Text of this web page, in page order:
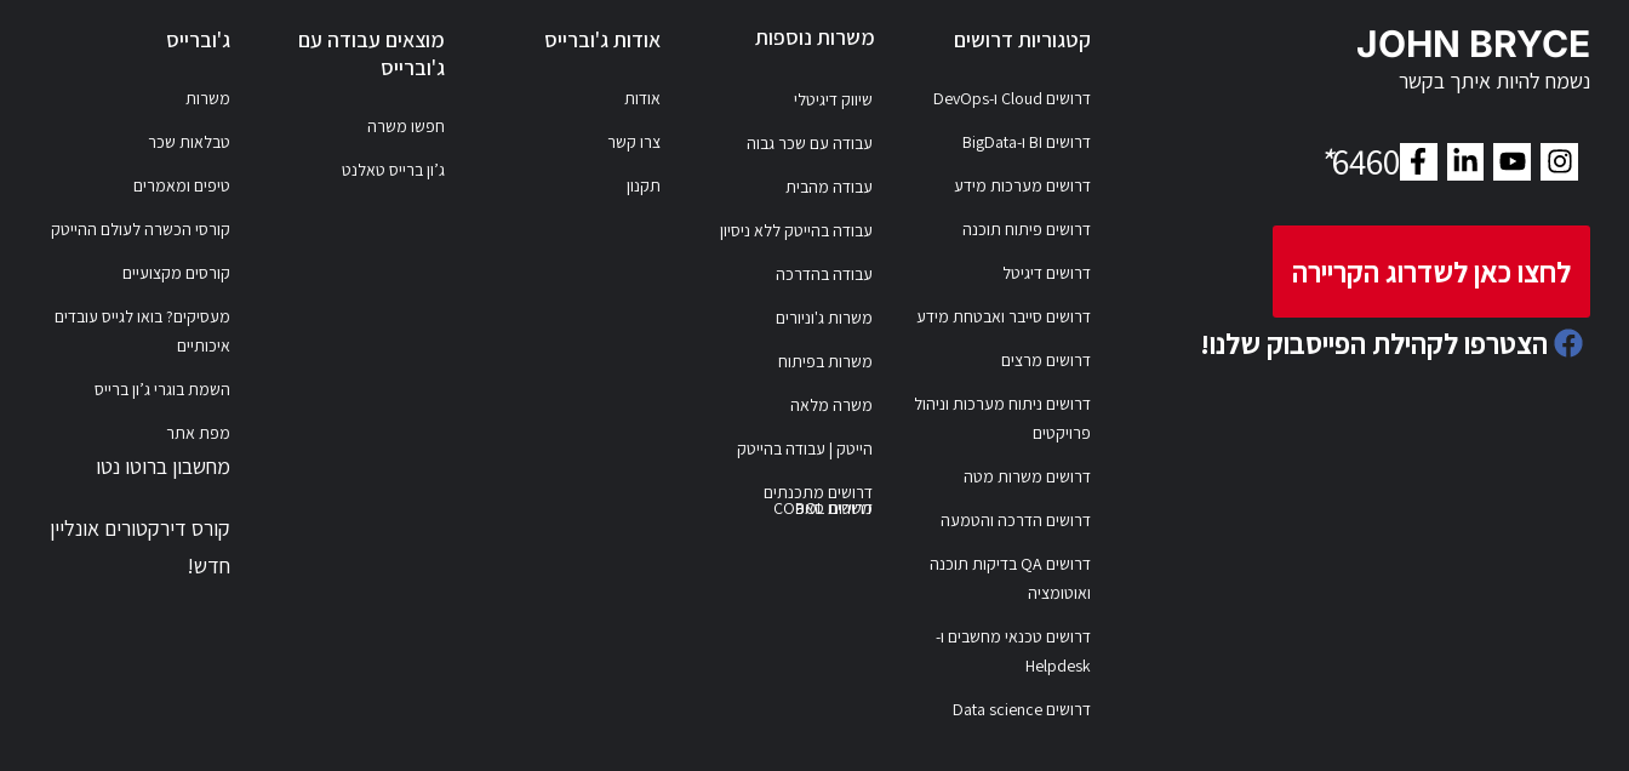
JOHN BRYCE
נשמח להיות איתך בקשר
6460
*
לחצו כאן לשדרוג הקריירה
הצטרפו לקהילת הפייסבוק שלנו!
קטגוריות דרושים
דרושים Cloud ו-DevOps
דרושים BI ו-BigData
דרושים מערכות מידע
דרושים פיתוח תוכנה
דרושים דיגיטל
דרושים סייבר ואבטחת מידע
דרושים מרצים
דרושים ניתוח מערכות וניהול
פרויקטים
דרושים משרות מטה
דרושים הדרכה והטמעה
דרושים QA בדיקות תוכנה
ואוטומציה
דרושים טכנאי מחשבים ו-
Helpdesk
דרושים Data science
משרות נוספות
שיווק דיגיטלי
עבודה עם שכר גבוה
עבודה מהבית
עבודה בהייטק ללא ניסיון
עבודה בהדרכה
משרות ג'וניורים
משרות בפיתוח
משרה מלאה
הייטק | עבודה בהייטק
דרושים מתכנתים
דרושים סאפ
משרות COBOL
אודות ג'וברייס
אודות
צרו קשר
תקנון
מוצאים עבודה עם
ג'וברייס
חפשו משרה
ג’ון ברייס טאלנט
ג'וברייס
משרות
טבלאות שכר
טיפים ומאמרים
קורסי הכשרה לעולם ההייטק
קורסים מקצועיים
מעסיקים? בואו לגייס עובדים
איכותיים
השמת בוגרי ג’ון ברייס
מפת אתר
מחשבון ברוטו נטו
קורס דירקטורים אונליין
חדש!